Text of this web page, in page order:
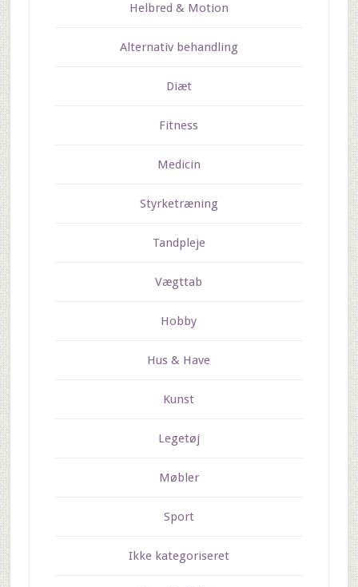
Helbred & Motion
Alternativ behandling
Diæt
Fitness
Medicin
Styrketræning
Tandpleje
Vægttab
Hobby
Hus & Have
Kunst
Legetøj
Møbler
Sport
Ikke kategoriseret